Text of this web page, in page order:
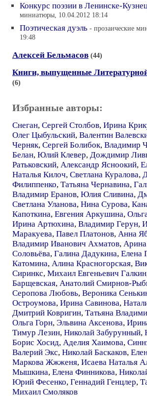
Конкурс поэзии в Ленинске-
миниатюры, 10.04.2012 18:14
Поэтическая дуэль - прозаические
19:48
Алексей Бельмасов (44)
Книги, выпущенные
(6)
Избранные авторы:
Снеган, Сергей Столбов, Ирина
Олег Цыбульский, Валентин
Черняк, Сергей Болибок, Владимир
Белан, Юлий Клевер, Дождимир
Ратьковский, Александр Ясноокий,
Наталья Килоч, Светлана Куралова,
Филиппенко, Татьяна Чернавина,
Владимир Еранов, Юлия Сливина,
Светлана Уланова, Нина Сурова,
Капоткина, Евгения Аркушина,
Ирина Артюхина, Владимир Герун,
Маракуева, Павел Платонов, Анна
Владимир Иванович Ахматов,
Соловьёва, Галина Дадукина, Елена
Катомина, Алина Красногорская,
Сиринкс, Михаил Евгеньевич Галкин
Барщевская, Анатолий Смирнов-
Серопова Любовь, Вероника
Остроумова, Ирина Савинова,
Дмитрий Ковригин, Татьяна
Ольга Горн, Эльвина Аксенова,
Тимур Лезин, Николай Забурунный,
Борис Хосид, Аделия Хаимова,
Валерий Экс, Николай Баскаков,
Маркова Жжженя, Исаева Наталья
Мышкина, Елена Финникова,
Юрий Фесенко, Геннадий Генцлер,
Михаил Смоляков